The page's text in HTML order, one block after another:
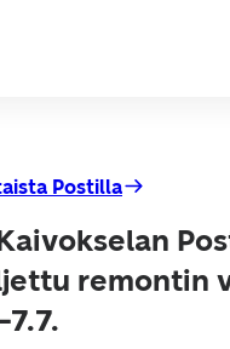
Postilla
remontin